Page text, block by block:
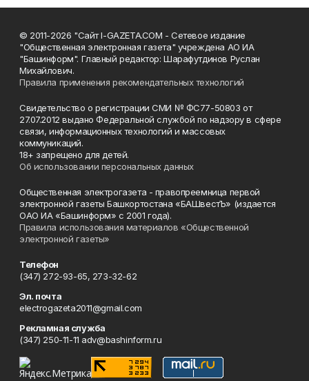
© 2011-2026 "Сайт I-GAZETA.COM - Сетевое издание
"Общественная электронная газета" учреждена АО ИА
"Башинформ". Главный редактор: Шарафутдинов Руслан
Михайлович.
Правила применения рекомендательных технологий
Свидетельство о регистрации СМИ № ФС77-50803 от
27.07.2012 выдано Федеральной службой по надзору в сфере
связи, информационных технологий и массовых
коммуникаций.
18+ запрещено для детей.
Об использовании персональных данных
Общественная электрогазета - правопреемница первой
электронной газеты Башкортостана «БАШвестЪ» (издается
ОАО ИА «Башинформ» с 2001 года).
Правила использования материалов «Общественной
электронной газеты»
Телефон
(347) 272-93-65, 273-32-62
Эл. почта
electrogazeta2011@gmail.com
Рекламная служба
(347) 250-11-11 adv@bashinform.ru